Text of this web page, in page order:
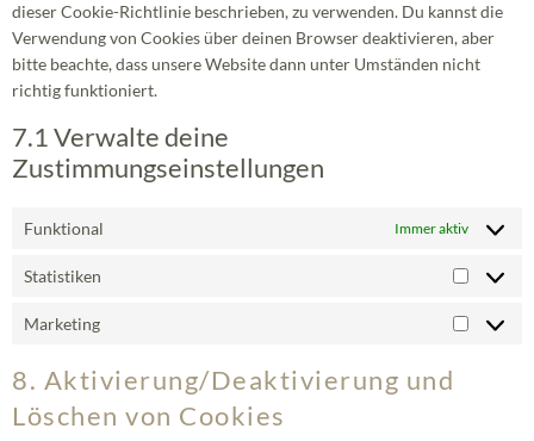
dieser Cookie-Richtlinie beschrieben, zu verwenden. Du kannst die
Verwendung von Cookies über deinen Browser deaktivieren, aber
bitte beachte, dass unsere Website dann unter Umständen nicht
richtig funktioniert.
7.1 Verwalte deine
Zustimmungseinstellungen
Funktional Immer aktiv
Statistiken
Marketing
8. Aktivierung/Deaktivierung und
Löschen von Cookies